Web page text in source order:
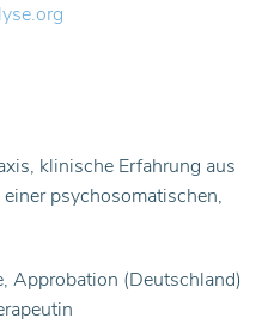
klinische Erfahrung aus
psychosomatischen,
Approbation (Deutschland)